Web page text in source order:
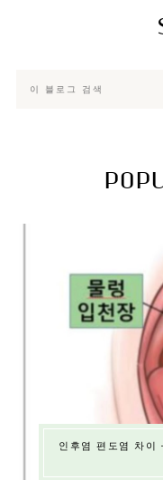
인후염 편도염 차이